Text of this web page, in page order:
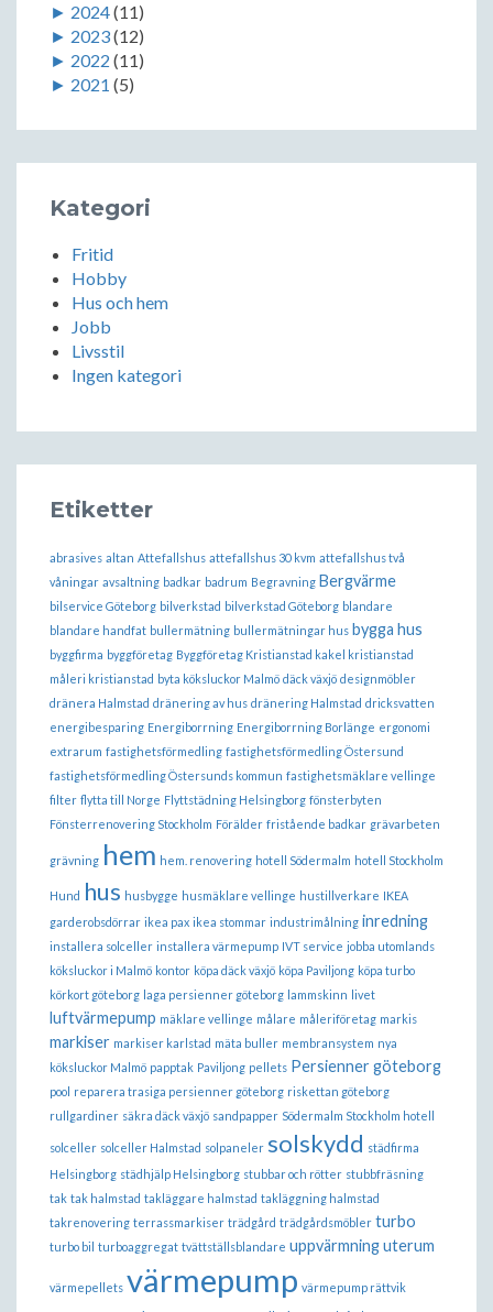
► 2024(11)
► 2023(12)
► 2022 (11)
► 2021 (5)
Kategori
Fritid
Hobby
Hus och hem
Jobb
Livsstil
Ingen kategori
Etiketter
abrasives altan Attefallshus attefallshus 30 kvm attefallshus två
våningar avsaltning badkar badrum Begravning Bergvärme
bilservice Göteborg bilverkstad bilverkstad Göteborg blandare
blandare handfat bullermätning bullermätningar hus bygga hus
byggfirma byggföretag Byggföretag Kristianstad kakel kristianstad
måleri kristianstad byta köksluckor Malmö däck växjö designmöbler
dränera Halmstad dränering av hus dränering Halmstad dricksvatten
energibesparing Energiborrning Energiborrning Borlänge ergonomi
extrarum fastighetsförmedling fastighetsförmedling Östersund
fastighetsförmedling Östersunds kommun fastighetsmäklare vellinge
filter flytta till Norge Flyttstädning Helsingborg fönsterbyten
Fönsterrenovering Stockholm Förälder fristående badkar grävarbeten
grävning hem hem. renovering hotell Södermalm hotell Stockholm
Hund hus husbygge husmäklare vellinge hustillverkare IKEA
garderobsdörrar ikea pax ikea stommar industrimålning inredning
installera solceller installera värmepump IVT service jobba utomlands
köksluckor i Malmö kontor köpa däck växjö köpa Paviljong köpa turbo
körkort göteborg laga persienner göteborg lammskinn livet
luftvärmepump mäklare vellinge målare måleriföretag markis
markiser markiser karlstad mäta buller membransystem nya
köksluckor Malmö papptak Paviljong pellets Persienner göteborg
pool reparera trasiga persienner göteborg riskettan göteborg
rullgardiner säkra däck växjö sandpapper Södermalm Stockholm hotell
solceller solceller Halmstad solpaneler solskydd städfirma
Helsingborg städhjälp Helsingborg stubbar och rötter stubbfräsning
tak tak halmstad takläggare halmstad takläggning halmstad
takrenovering terrassmarkiser trädgård trädgårdsmöbler turbo
turbo bil turboaggregat tvättställsblandare uppvärmninguterum
värmepellets värmepump värmepump rättvik